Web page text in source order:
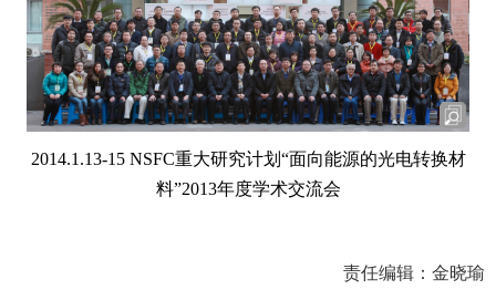
2014.1.13-15 NSFC重大研究计划“面向能源的光电转换材
料”2013年度学术交流会
责任编辑：金晓瑜